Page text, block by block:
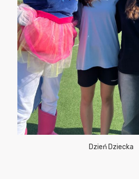
Dzień Dziecka